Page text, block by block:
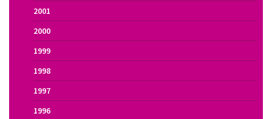
2001
2000
1999
1998
1997
1996